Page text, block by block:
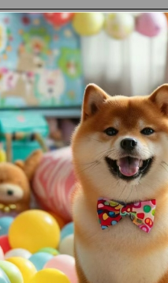
车为空
以快速结账。
物
狗
狗